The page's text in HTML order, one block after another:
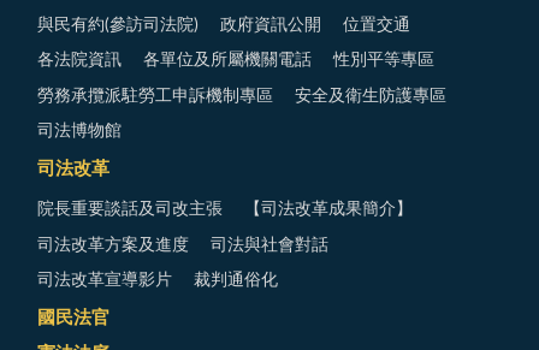
與民有約(參訪司法院) 政府資訊公開 位置交通
各法院資訊 各單位及所屬機關電話 性別平等專區
勞務承攬派駐勞工申訴機制專區 安全及衛生防護專區
司法博物館
司法改革
院長重要談話及司改主張 【司法改革成果簡介】
司法改革方案及進度 司法與社會對話
司法改革宣導影片 裁判通俗化
國民法官